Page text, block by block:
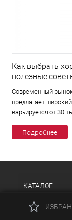
Как выбрать
полезные
Современный
предлагает
варьируется от 30
Подробнее
КАТАЛОГ